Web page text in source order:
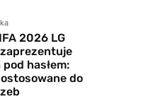
2026 LG
hasłem:
do